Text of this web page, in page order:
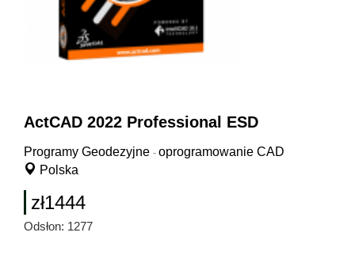
ActCAD 2022 Professional ESD
Programy Geodezyjne - oprogramowanie CAD
Polska
zł1444
Odsłon: 1277